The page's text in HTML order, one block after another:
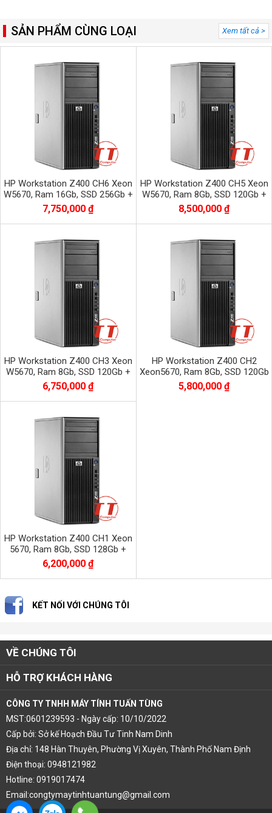
Xem tất cả >
SẢN PHẨM CÙNG LOẠI
HP Workstation Z400 CH6 Xeon
W5670, Ram 16Gb, SSD 256Gb +
HDD 500Gb, VGA QUADRO K620
7,750,000 ₫
HP Workstation Z400 CH5 Xeon
W5670, Ram 8Gb, SSD 120Gb +
HDD 500Gb, VGA QUADRO K2000
8,500,000 ₫
HP Workstation Z400 CH3 Xeon
W5670, Ram 8Gb, SSD 120Gb +
HDD 500Gb, VGA QUADRO K620
6,750,000 ₫
HP Workstation Z400 CH2
Xeon5670, Ram 8Gb, SSD 120Gb
+ HDD 500Gb, VGA QUADRO 600
5,800,000 ₫
HP Workstation Z400 CH1 Xeon
5670, Ram 8Gb, SSD 128Gb +
HDD 500Gb, VGA QUADRO K620
6,200,000 ₫
KẾT NỐI VỚI CHÚNG TÔI
VỀ CHÚNG TÔI
HỖ TRỢ KHÁCH HÀNG
CÔNG TY TNHH MÁY TÍNH TUẤN TÙNG
MST:0601239593 - Ngày cấp: 10/10/2022
Cấp bởi: Sở kế Hoạch Đầu Tư Tinh Nam Dinh
Địa chỉ: 148 Hàn Thuyên, Phường Vị Xuyên, Thành Phố Nam Định
Điện thoại: 0948121982
Hotline: 0919017474
Email:congtymaytinhtuantung@gmail.com